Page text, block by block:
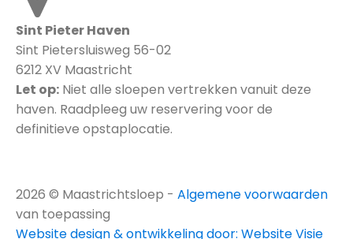
Sint Pieter Haven
Sint Pietersluisweg 56-02
6212 XV Maastricht
Let op: Niet alle sloepen vertrekken vanuit deze
haven. Raadpleeg uw reservering voor de
definitieve opstaplocatie.
2026 © Maastrichtsloep - Algemene voorwaarden
van toepassing
Website design & ontwikkeling door: Website Visie